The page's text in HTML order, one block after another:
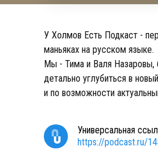
У Холмов Есть Подкаст -
маньяках на русском языке.
Мы - Тима и Валя Назаровы,
детально углубиться в
и по возможности
Универсальная
https://podcast.ru/